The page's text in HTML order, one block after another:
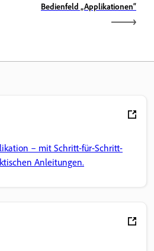
Bedienfeld „Applikationen“
– mit Schritt-für-Schritt-
Anleitungen.